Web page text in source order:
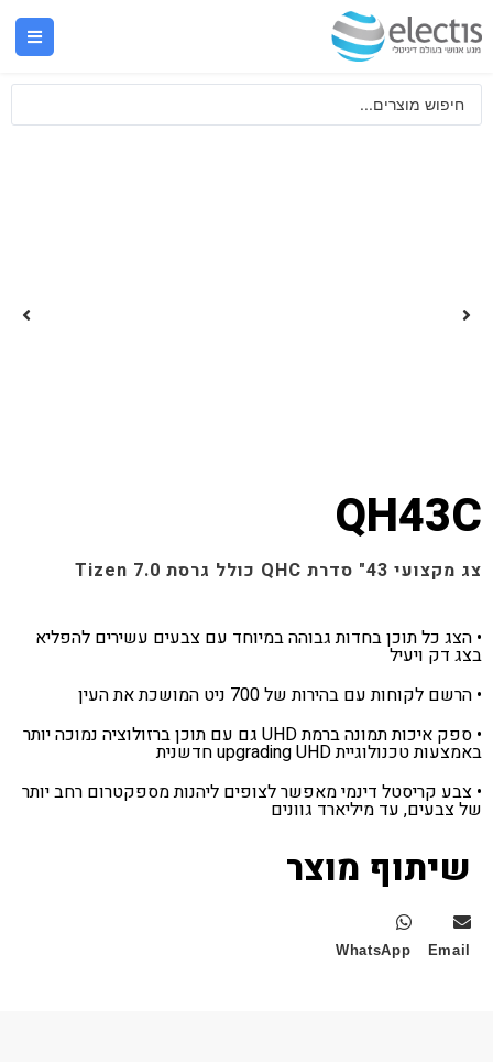
QH43C
צג מקצועי 43" סדרת QHC כולל גרסת Tizen 7.0
• הצג כל תוכן בחדות גבוהה במיוחד עם צבעים עשירים להפליא
בצג דק ויעיל
• הרשם לקוחות עם בהירות של 700 ניט המושכת את העין
• ספק איכות תמונה ברמת UHD גם עם תוכן ברזולוציה נמוכה יותר
באמצעות טכנולוגיית upgrading UHD חדשנית
• צבע קריסטל דינמי מאפשר לצופים ליהנות מספקטרום רחב יותר
של צבעים, עד מיליארד גוונים
שיתוף מוצר
Email
WhatsApp